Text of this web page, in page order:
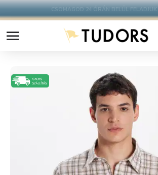
10.000 Ft FELETT INGYENES SZÁLLÍTÁS
FOXPOST CSOMAGAUTOMATÁBA !